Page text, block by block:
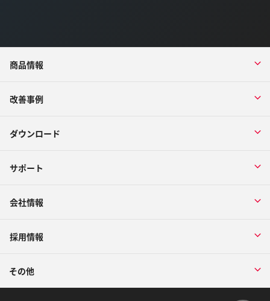
商品情報
改善事例
ダウンロード
サポート
会社情報
採用情報
その他